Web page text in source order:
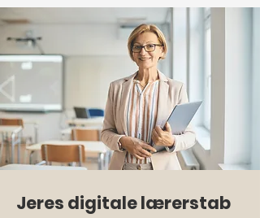
Jeres digitale lærerstab